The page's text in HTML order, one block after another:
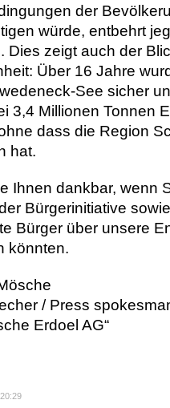
der
würde, entbehrt
Dies zeigt auch der
Über 16 Jahre
See sicher
3,4 Millionen Tonnen
dass die Region
hat.
Ihnen dankbar, wenn
Bürgerinitiative
Bürger über unsere
könnten.
/ Press
Erdoel AG“